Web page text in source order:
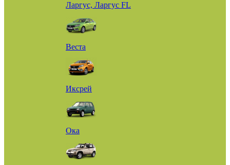
Ларгус, Ларгус FL
Веста
Иксрей
Ока